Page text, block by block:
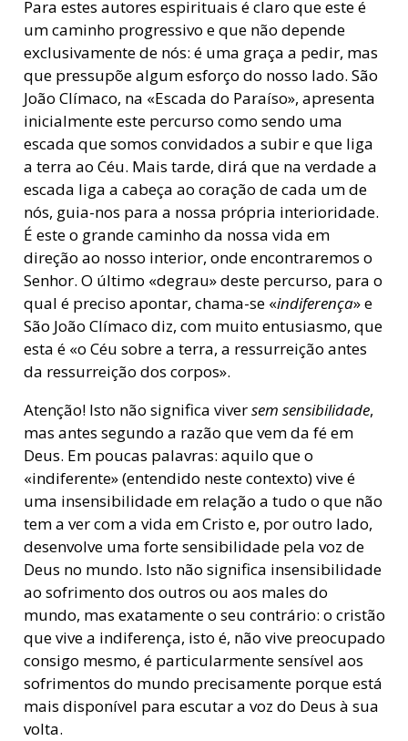
Para estes autores espirituais é claro que este é
um caminho progressivo e que não depende
exclusivamente de nós: é uma graça a pedir, mas
que pressupõe algum esforço do nosso lado. São
João Clímaco, na «Escada do Paraíso», apresenta
inicialmente este percurso como sendo uma
escada que somos convidados a subir e que liga
a terra ao Céu. Mais tarde, dirá que na verdade a
escada liga a cabeça ao coração de cada um de
nós, guia-nos para a nossa própria interioridade.
É este o grande caminho da nossa vida em
direção ao nosso interior, onde encontraremos o
Senhor. O último «degrau» deste percurso, para o
qual é preciso apontar, chama-se «indiferença» e
São João Clímaco diz, com muito entusiasmo, que
esta é «o Céu sobre a terra, a ressurreição antes
da ressurreição dos corpos».
Atenção! Isto não significa viversem sensibilidade,
mas antes segundo a razão que vem da fé em
Deus. Em poucas palavras: aquilo que o
«indiferente» (entendido neste contexto) vive é
uma insensibilidade em relação a tudo o que não
tem a ver com a vida em Cristo e, por outro lado,
desenvolve uma forte sensibilidade pela voz de
Deus no mundo. Isto não significa insensibilidade
ao sofrimento dos outros ou aos males do
mundo, mas exatamente o seu contrário: o cristão
que vive a indiferença, isto é, não vive preocupado
consigo mesmo, é particularmente sensível aos
sofrimentos do mundo precisamente porque está
mais disponível para escutar a voz do Deus à sua
volta.